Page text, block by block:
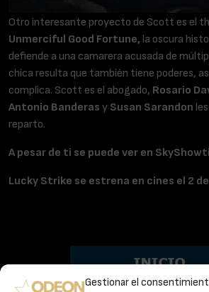
Gestionar el
Otro interesante proyecto de Scott es el
Unmerciful Good Fortune, la oscura
defiende a una camarera acusada de
chica resulta que también tiene poderes,
complica. Scott es el abogado, Rosario
Antonio Banderas y Susan Sarandon
reparto.
A pesar de ti se puede ver en
Lucky Strike se estrena en cines el 2